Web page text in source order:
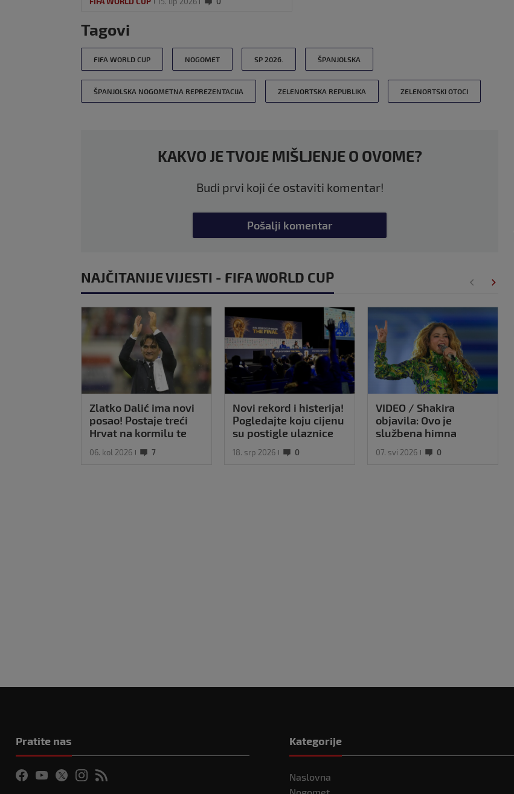
Španjolca
Tagovi
FIFA WORLD CUP NOGOMET SP 2026. ŠPANJOLSKA
ŠPANJOLSKA NOGOMETNA REPREZENTACIJA ZELENORTSKA REPUBLIKA ZELENORTSKI OTOCI
KAKVO JE TVOJE MIŠLJENJE O OVOME?
Budi prvi koji će ostaviti komentar!
Pošalji komentar
NAJČITANIJE VIJESTI - FIFA WORLD CUP
Zlatko Dalić ima novi
posao! Postaje treći
Hrvat na kormilu te
06. kol 2026 7
Novi rekord i histerija!
Pogledajte koju cijenu
su postigle ulaznice
prvenstva!
18. srp 2026 0
VIDEO / Shakira
objavila: Ovo je
službena himna
07. svi 2026 0
Pratite nas Kategorije
Naslovna
Nogomet